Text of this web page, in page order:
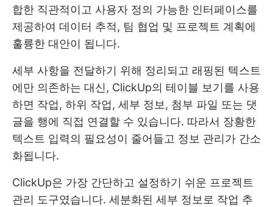
합한 직관적이고 사용자 정의 가능한 인터페이스를
제공하여 데이터 추적, 팀 협업 및 프로젝트 계획에
훌륭한 대안이 됩니다.
세부 사항을 전달하기 위해 정리되고 래핑된 텍스트
에만 의존하는 대신, ClickUp의 테이블 보기를 사용
하면 작업, 하위 작업, 세부 정보, 첨부 파일 또는 댓
글을 행에 직접 연결할 수 있습니다. 따라서 장황한
텍스트 입력의 필요성이 줄어들고 정보 관리가 간소
화됩니다.
ClickUp은 가장 간단하고 설정하기 쉬운 프로젝트
관리 도구였습니다. 세분화된 세부 정보로 작업 추